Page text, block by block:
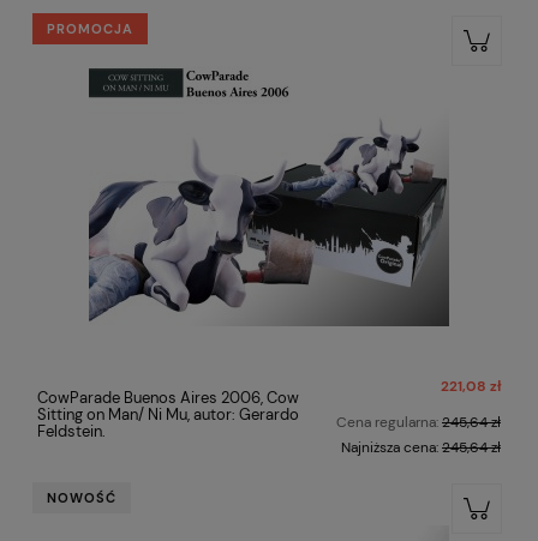
CowParade Buenos Aires 2006, Cow
Sitting on Man/ Ni Mu, autor: Gerardo
Feldstein.
221,08 zł
Cena regularna:245,64 zł
Najniższa cena:245,64 zł
PROMOCJA
NOWOŚĆ